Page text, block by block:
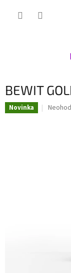
BEWIT
Novinka